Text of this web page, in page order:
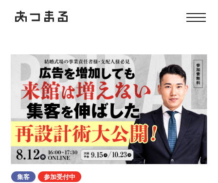
集客 参加受付中